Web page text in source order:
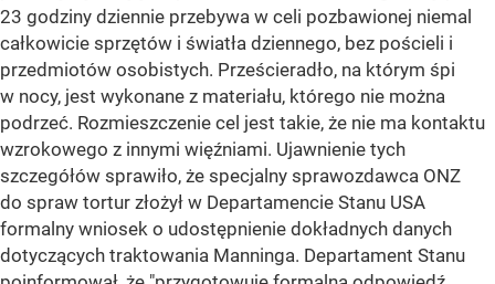
23 godziny dziennie przebywa w celi pozbawionej niemal
całkowicie sprzętów i światła dziennego, bez pościeli i
przedmiotów osobistych. Prześcieradło, na którym śpi
w nocy, jest wykonane z materiału, którego nie można
podrzeć. Rozmieszczenie cel jest takie, że nie ma kontaktu
wzrokowego z innymi więźniami. Ujawnienie tych
szczegółów sprawiło, że specjalny sprawozdawca ONZ
do spraw tortur złożył w Departamencie Stanu USA
formalny wniosek o udostępnienie dokładnych danych
dotyczących traktowania Manninga. Departament Stanu